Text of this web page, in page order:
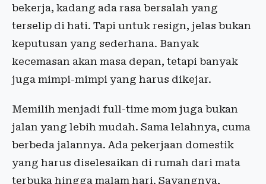
bekerja, kadang ada rasa bersalah yang
terselip di hati. Tapi untuk resign, jelas bukan
keputusan yang sederhana. Banyak
kecemasan akan masa depan, tetapi banyak
juga mimpi-mimpi yang harus dikejar.
Memilih menjadi full-time mom juga bukan
jalan yang lebih mudah. Sama lelahnya, cuma
berbeda jalannya. Ada pekerjaan domestik
yang harus diselesaikan di rumah dari mata
terbuka hingga malam hari. Sayangnya,